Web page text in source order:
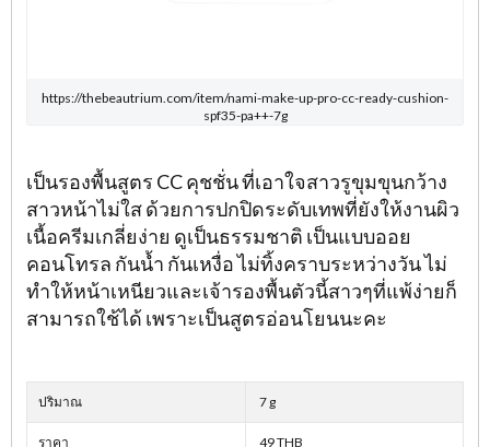
https://thebeautrium.com/item/nami-make-up-pro-cc-ready-cushion-
spf35-pa++-7g
เป็นรองพื้นสูตร CC คุชชั่น ที่เอาใจสาวรูขุมขุนกว้าง
สาวหน้าไม่ใส ด้วยการปกปิดระดับเทพที่ยังให้งานผิว
เนื้อครีมเกลี่ยง่าย ดูเป็นธรรมชาติ เป็นแบบออย
คอนโทรล กันน้ำ กันเหงื่อ ไม่ทิ้งคราบระหว่างวัน ไม่
ทำให้หน้าเหนียวและเจ้ารองพื้นตัวนี้สาวๆที่แพ้ง่ายก็
สามารถใช้ได้ เพราะเป็นสูตรอ่อนโยนนะคะ
ปริมาณ 7 g
ราคา 49 THB